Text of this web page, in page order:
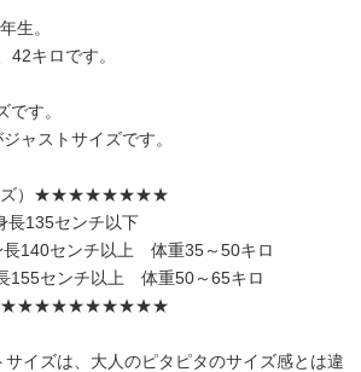
生。
42キロです。
す。
ャストサイズです。
ズ）★★★★★★★★
135センチ以下
140センチ以上 体重35～50キロ
センチ以上 体重50～65キロ
イズは、大人のピタピタのサイズ感とは違